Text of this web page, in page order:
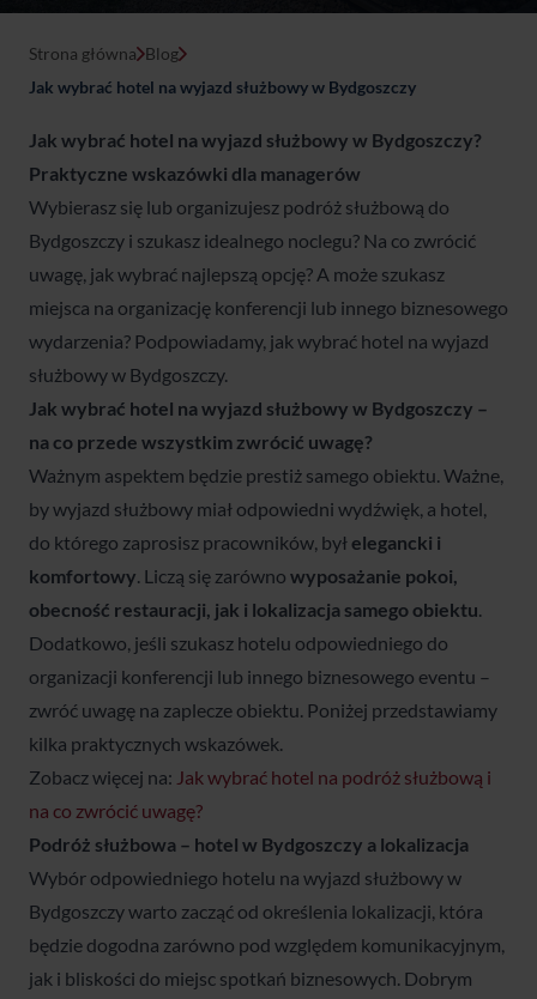
Strona główna Blog
Jak wybrać hotel na wyjazd służbowy w Bydgoszczy
Jak wybrać hotel na wyjazd służbowy w Bydgoszczy?
Praktyczne wskazówki dla managerów
Wybierasz się lub organizujesz podróż służbową do
Bydgoszczy i szukasz idealnego noclegu? Na co zwrócić
uwagę, jak wybrać najlepszą opcję? A może szukasz
miejsca na organizację konferencji lub innego biznesowego
wydarzenia? Podpowiadamy, jak wybrać hotel na wyjazd
służbowy w Bydgoszczy.
Jak wybrać hotel na wyjazd służbowy w Bydgoszczy –
na co przede wszystkim zwrócić uwagę?
Ważnym aspektem będzie prestiż samego obiektu. Ważne,
by wyjazd służbowy miał odpowiedni wydźwięk, a hotel,
do którego zaprosisz pracowników, byłelegancki i
komfortowy. Liczą się zarówno wyposażanie pokoi,
obecność restauracji, jak i lokalizacja samego obiektu.
Dodatkowo, jeśli szukasz hotelu odpowiedniego do
organizacji konferencji lub innego biznesowego eventu –
zwróć uwagę na zaplecze obiektu. Poniżej przedstawiamy
kilka praktycznych wskazówek.
Zobacz więcej na: Jak wybrać hotel na podróż służbową i
na co zwrócić uwagę?
Podróż służbowa – hotel w Bydgoszczy a lokalizacja
Wybór odpowiedniego hotelu na wyjazd służbowy w
Bydgoszczy warto zacząć od określenia lokalizacji, która
będzie dogodna zarówno pod względem komunikacyjnym,
jak i bliskości do miejsc spotkań biznesowych. Dobrym